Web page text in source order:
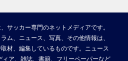
サッカー専門のネットメディアです。
ム、ニュース、写真、その他情報は、
材、編集しているものです。ニュース
ア、雑誌、書籍、フリーペーパーなど